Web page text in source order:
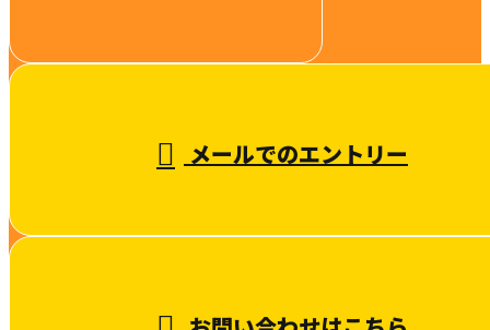
メールでのエントリー